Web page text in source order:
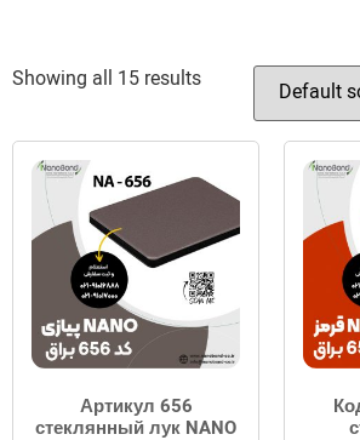
Showing all 15 results
Артикул 656
стеклянный лук NANO